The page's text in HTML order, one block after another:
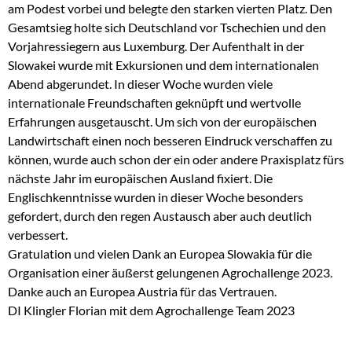
am Podest vorbei und belegte den starken vierten Platz. Den
Gesamtsieg holte sich Deutschland vor Tschechien und den
Vorjahressiegern aus Luxemburg. Der Aufenthalt in der
Slowakei wurde mit Exkursionen und dem internationalen
Abend abgerundet. In dieser Woche wurden viele
internationale Freundschaften geknüpft und wertvolle
Erfahrungen ausgetauscht. Um sich von der europäischen
Landwirtschaft einen noch besseren Eindruck verschaffen zu
können, wurde auch schon der ein oder andere Praxisplatz fürs
nächste Jahr im europäischen Ausland fixiert. Die
Englischkenntnisse wurden in dieser Woche besonders
gefordert, durch den regen Austausch aber auch deutlich
verbessert.
Gratulation und vielen Dank an Europea Slowakia für die
Organisation einer äußerst gelungenen Agrochallenge 2023.
Danke auch an Europea Austria für das Vertrauen.
DI Klingler Florian mit dem Agrochallenge Team 2023